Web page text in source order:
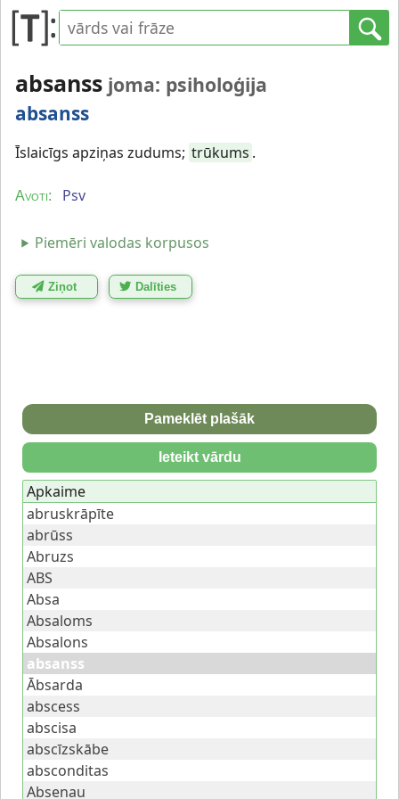
absanss joma: psiholoģija
absanss
Īslaicīgs apziņas zudums; trūkums .
Avoti: Psv
Piemēri valodas korpusos
Ziņot Dalīties
Pameklēt plašāk
Ieteikt vārdu
Apkaime
abruskrāpīte
abrūss
Abruzs
ABS
Absa
Absaloms
Absalons
absanss
Ābsarda
abscess
abscisa
abscīzskābe
absconditas
Absenau